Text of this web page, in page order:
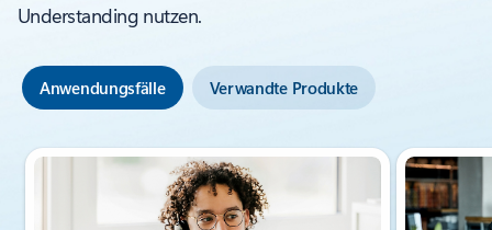
Understanding nutzen.
Anwendungsfälle Verwandte Produkte
Folie 1 von 3 wird angezeigt